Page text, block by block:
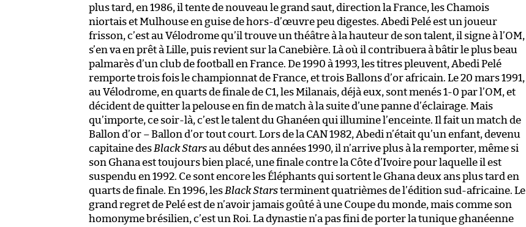
plus tard, en 1986, il tente de nouveau le grand saut, direction la France, les Chamois
niortais et Mulhouse en guise de hors-d’œuvre peu digestes. Abedi Pelé est un joueur
frisson, c’est au Vélodrome qu’il trouve un théâtre à la hauteur de son talent, il signe à l’OM,
s’en va en prêt à Lille, puis revient sur la Canebière. Là où il contribuera à bâtir le plus beau
palmarès d’un club de football en France. De 1990 à 1993, les titres pleuvent, Abedi Pelé
remporte trois fois le championnat de France, et trois Ballons d’or africain. Le 20 mars 1991,
au Vélodrome, en quarts de finale de C1, les Milanais, déjà eux, sont menés 1-0 par l’OM, et
décident de quitter la pelouse en fin de match à la suite d’une panne d’éclairage. Mais
qu’importe, ce soir-là, c’est le talent du Ghanéen qui illumine l’enceinte. Il fait un match de
Ballon d’or – Ballon d’or tout court. Lors de la CAN 1982, Abedi n’était qu’un enfant, devenu
capitaine des Black Starsau début des années 1990, il n’arrive plus à la remporter, même si
son Ghana est toujours bien placé, une finale contre la Côte d’Ivoire pour laquelle il est
suspendu en 1992. Ce sont encore les Éléphants qui sortent le Ghana deux ans plus tard en
quarts de finale. En 1996, les Black Starsterminent quatrièmes de l’édition sud-africaine. Le
grand regret de Pelé est de n’avoir jamais goûté à une Coupe du monde, mais comme son
homonyme brésilien, c’est un Roi. La dynastie n’a pas fini de porter la tunique ghanéenne